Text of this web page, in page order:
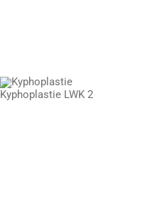
Kyphoplastie LWK 2